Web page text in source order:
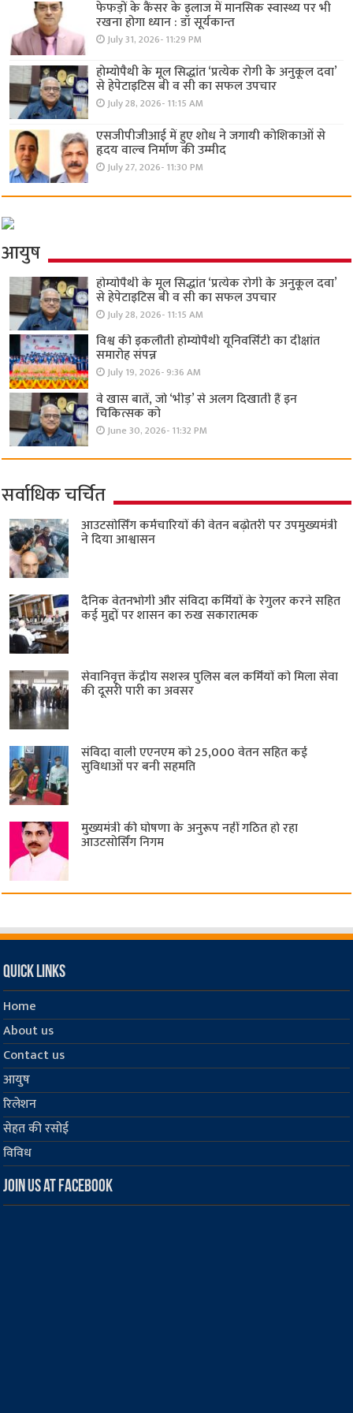
फेफड़ों के कैंसर के इलाज में मानसिक स्वास्थ्य पर भी
रखना होगा ध्यान : डॉ सूर्यकान्त
July 31, 2026- 11:29 PM
होम्योपैथी के मूल सिद्धांत ‘प्रत्येक रोगी केे अनुकूल दवा’
से हेपेटाइटिस बी व सी का सफल उपचार
July 28, 2026- 11:15 AM
एसजीपीजीआई में हुए शोध ने जगायी कोशिकाओं से
हृदय वाल्व निर्माण की उम्मीद
July 27, 2026- 11:30 PM
आयुष
होम्योपैथी के मूल सिद्धांत ‘प्रत्येक रोगी केे अनुकूल दवा’
से हेपेटाइटिस बी व सी का सफल उपचार
July 28, 2026- 11:15 AM
विश्व की इकलौती होम्योपैथी यूनिवर्सिटी का दीक्षांत
समारोह संपन्न
July 19, 2026- 9:36 AM
वे खास बातें, जो ‘भीड़’ से अलग दिखाती हैं इन
चिकित्सक को
June 30, 2026- 11:32 PM
सर्वाधिक चर्चित
आउटसोर्सिंग कर्मचारियों की वेतन बढ़ोतरी पर उपमुख्यमंत्री
ने दिया आश्वासन
दैनिक वेतनभोगी और संविदा कर्मियों के रेगुलर करने सहित
कई मुद्दों पर शासन का रुख सकारात्मक
सेवानिवृत्त केंद्रीय सशस्त्र पुलिस बल ​कर्मियों को मिला सेवा
की दूसरी पारी का अवसर
संविदा वाली एएनएम को 25,000 वेतन सहित कई
सुविधाओं पर बनी सहमति
मुख्यमंत्री की घोषणा के अनुरूप नहीं गठित हो रहा
आउटसोर्सिंग निगम
Quick Links
Home
About us
Contact us
आयुष
रिलेशन
सेहत की रसोई
विविध
Join us at Facebook